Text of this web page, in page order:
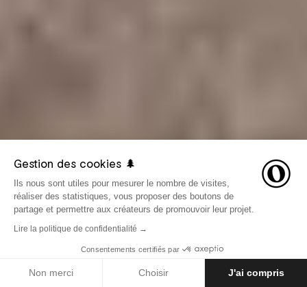
LE 16 DÉCEMBRE 2019 AVENTURES
Gestion des cookies 🌲
Ils nous sont utiles pour mesurer le nombre de visites,
réaliser des statistiques, vous proposer des boutons de
partage et permettre aux créateurs de promouvoir leur projet.
Lire la politique de confidentialité →
Consentements certifiés par
Non merci Choisir J'ai compris